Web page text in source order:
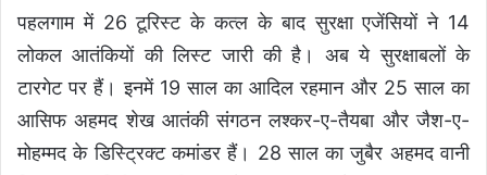
पहलगाम में 26 टूरिस्ट के कत्ल के बाद सुरक्षा एजेंसियों ने 14
लोकल आतंकियों की लिस्ट जारी की है। अब ये सुरक्षाबलों के
टारगेट पर हैं। इनमें 19 साल का आदिल रहमान और 25 साल का
आसिफ अहमद शेख आतंकी संगठन लश्कर-ए-तैयबा और जैश-ए-
मोहम्मद के डिस्ट्रिक्ट कमांडर हैं। 28 साल का जुबैर अहमद वानी